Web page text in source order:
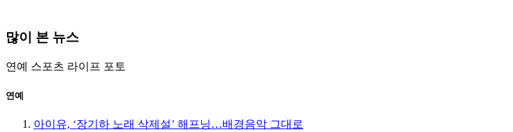
많이 본 뉴스
연예 스포츠 라이프 포토
연예
아이유, ‘장기하 노래 삭제설’ 해프닝…배경음악 그대로